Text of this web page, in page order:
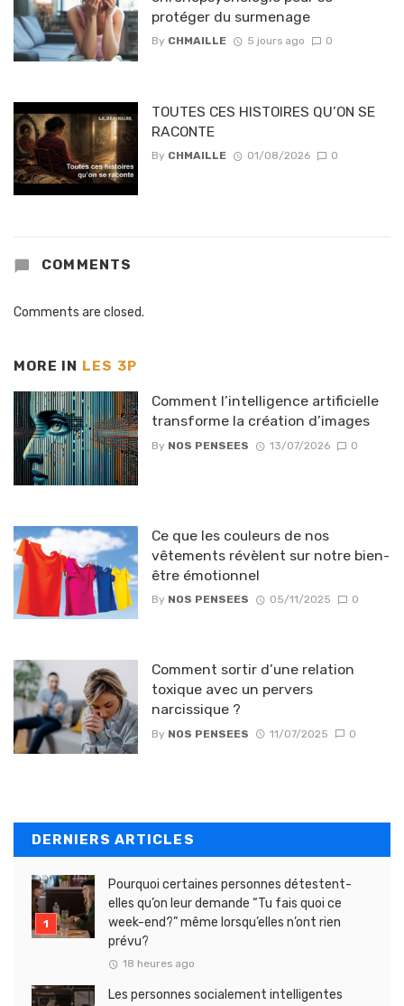
protéger du surmenage
By CHMAILLE 5 jours ago 0
TOUTES CES HISTOIRES QU’ON SE
RACONTE
By CHMAILLE 01/08/2026 0
COMMENTS
Comments are closed.
MORE IN LES 3P
Comment l’intelligence artificielle
transforme la création d’images
By NOS PENSEES 13/07/2026 0
Ce que les couleurs de nos
vêtements révèlent sur notre bien-
être émotionnel
By NOS PENSEES 05/11/2025 0
Comment sortir d’une relation
toxique avec un pervers
narcissique ?
By NOS PENSEES 11/07/2025 0
DERNIERS ARTICLES
Pourquoi certaines personnes détestent-
elles qu’on leur demande “Tu fais quoi ce
week-end?” même lorsqu’elles n’ont rien
prévu?
18 heures ago
Les personnes socialement intelligentes